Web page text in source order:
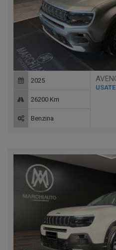
USATE
2025
26200 Km
Benzina